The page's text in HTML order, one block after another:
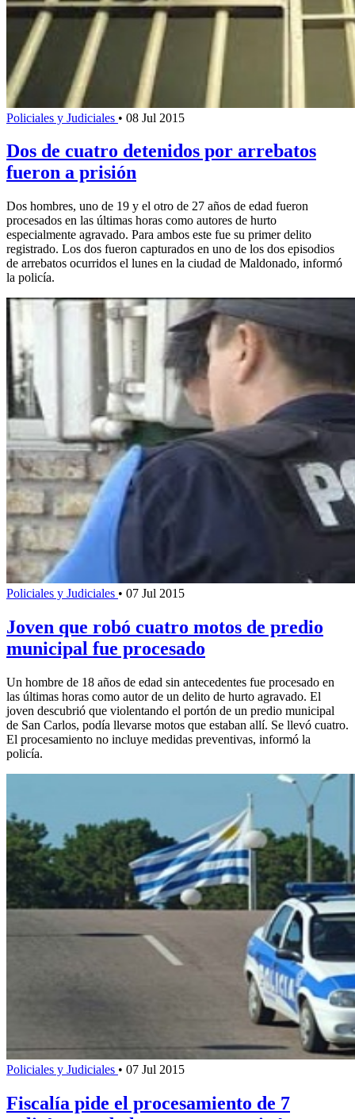
Policiales y Judiciales • 08 Jul 2015
Dos de cuatro detenidos por arrebatos
fueron a prisión
Dos hombres, uno de 19 y el otro de 27 años de edad fueron
procesados en las últimas horas como autores de hurto
especialmente agravado. Para ambos este fue su primer delito
registrado. Los dos fueron capturados en uno de los dos episodios
de arrebatos ocurridos el lunes en la ciudad de Maldonado, informó
la policía.
Policiales y Judiciales • 07 Jul 2015
Joven que robó cuatro motos de predio
municipal fue procesado
Un hombre de 18 años de edad sin antecedentes fue procesado en
las últimas horas como autor de un delito de hurto agravado. El
joven descubrió que violentando el portón de un predio municipal
de San Carlos, podía llevarse motos que estaban allí. Se llevó cuatro.
El procesamiento no incluye medidas preventivas, informó la
policía.
Policiales y Judiciales • 07 Jul 2015
Fiscalía pide el procesamiento de 7